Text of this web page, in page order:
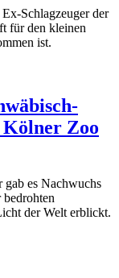
Schlagzeuger der
für den kleinen
ist.
Kölner Zoo
es Nachwuchs
der Welt erblickt.